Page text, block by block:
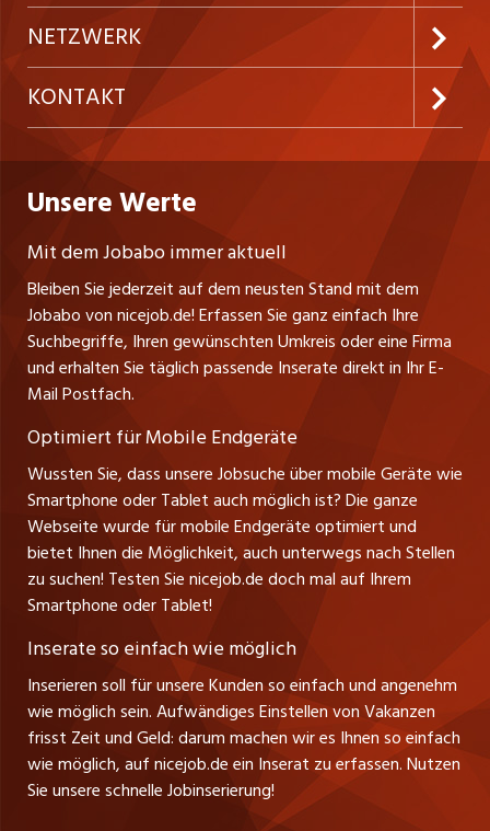
Festanstellungen
Temporäre Jobs
Freelance Jobs
Praktika
Führungspositionen
Management / Kader-Jobs
Inserieren
Firmen
Personalvermittler
Preise und Leistungen
AGB
Datenschutzerklärung
Nutzungsbedingungen
Impressum
NETZWERK
ostjob.ch
westjob.at
jobzüri.ch
jobmittelland.ch
jobbern.ch
jobbasel.ch
zentraljob.ch
myjob.ch
schaffu.ch (VS)
ajourjob.ch
tagblatt.ch
FM1Today
KONTAKT
Niederlassung
Fa. nicejob.de
PR Medien GmbH
Lindauer Straße 16
D-88239 Wangen
Tel. +49 07522 795034
Thomas Reiner
Ansprechpartner
Unsere Werte
Mit dem Jobabo immer aktuell
Bleiben Sie jederzeit auf dem neusten Stand mit dem
Jobabo von nicejob.de! Erfassen Sie ganz einfach Ihre
Suchbegriffe, Ihren gewünschten Umkreis oder eine Firma
und erhalten Sie täglich passende Inserate direkt in Ihr E-
Mail Postfach.
Optimiert für Mobile Endgeräte
Wussten Sie, dass unsere Jobsuche über mobile Geräte wie
Smartphone oder Tablet auch möglich ist? Die ganze
Webseite wurde für mobile Endgeräte optimiert und
bietet Ihnen die Möglichkeit, auch unterwegs nach Stellen
zu suchen! Testen Sie nicejob.de doch mal auf Ihrem
Smartphone oder Tablet!
Inserate so einfach wie möglich
Inserieren soll für unsere Kunden so einfach und angenehm
wie möglich sein. Aufwändiges Einstellen von Vakanzen
frisst Zeit und Geld: darum machen wir es Ihnen so einfach
wie möglich, auf nicejob.de ein Inserat zu erfassen. Nutzen
Sie unsere schnelle Jobinserierung!